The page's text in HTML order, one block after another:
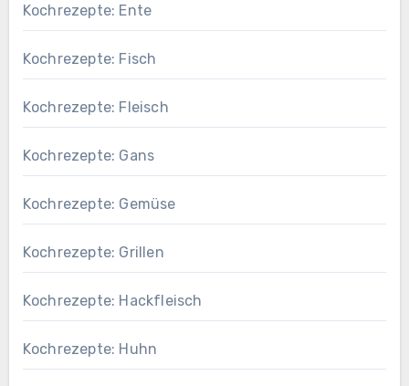
Kochrezepte: Ente
Kochrezepte: Fisch
Kochrezepte: Fleisch
Kochrezepte: Gans
Kochrezepte: Gemüse
Kochrezepte: Grillen
Kochrezepte: Hackfleisch
Kochrezepte: Huhn